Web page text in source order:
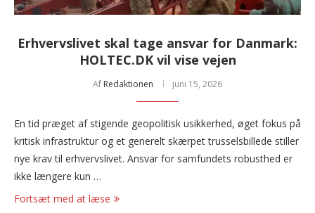
Erhvervslivet skal tage ansvar for Danmark:
HOLTEC.DK vil vise vejen
Af Redaktionen juni 15, 2026
En tid præget af stigende geopolitisk usikkerhed, øget fokus på
kritisk infrastruktur og et generelt skærpet trusselsbillede stiller
nye krav til erhvervslivet. Ansvar for samfundets robusthed er
ikke længere kun …
Fortsæt med at læse